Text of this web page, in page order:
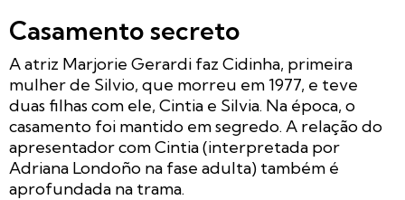
Casamento secreto
A atriz Marjorie Gerardi faz Cidinha, primeira
mulher de Silvio, que morreu em 1977, e teve
duas filhas com ele, Cintia e Silvia. Na época, o
casamento foi mantido em segredo. A relação do
apresentador com Cintia (interpretada por
Adriana Londoño na fase adulta) também é
aprofundada na trama.